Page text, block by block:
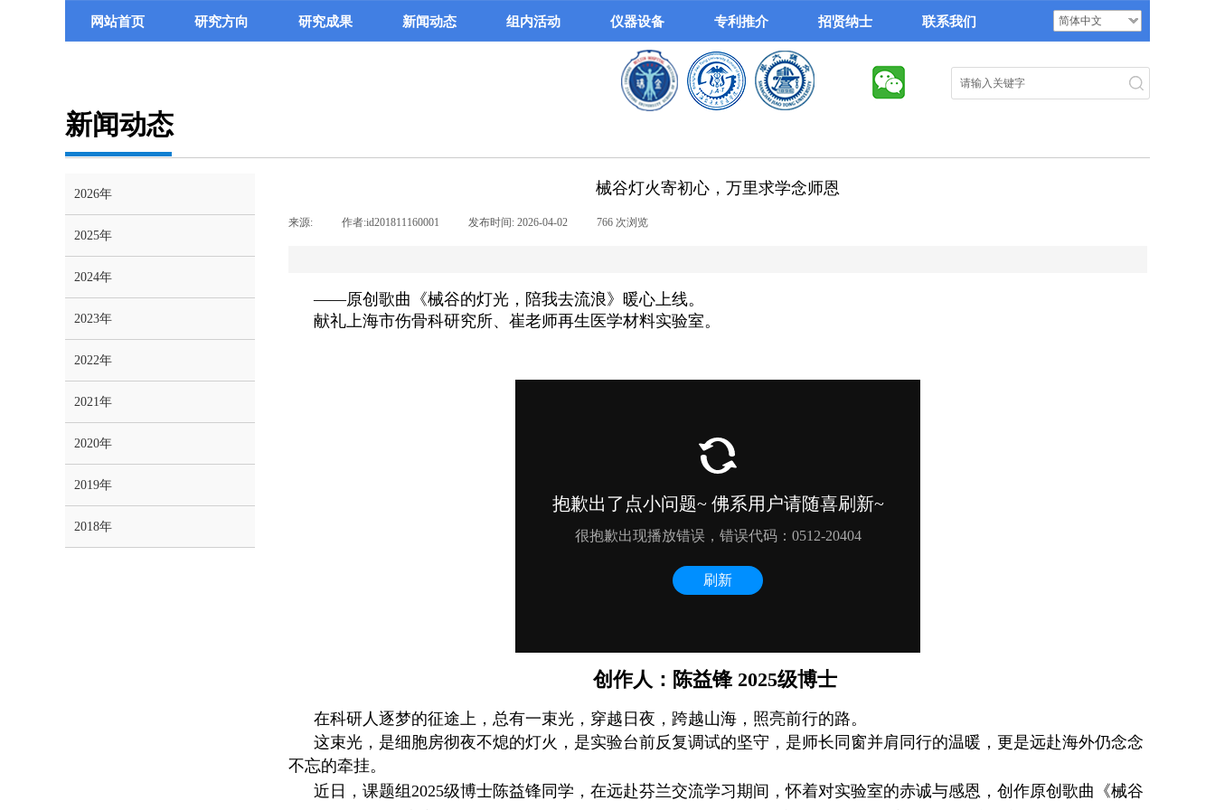
简体中文
网站首页 研究方向 研究成果 新闻动态 组内活动 仪器设备 专利推介 招贤纳士 联系我们
搜索
新闻动态
械谷灯火寄初心，万里求学念师恩
来源: 作者:id201811160001 发布时间: 2026-04-02 766 次浏览
——原创歌曲《械谷的灯光，陪我去流浪》暖心上线。
献礼上海市伤骨科研究所、崔老师再生医学材料实验室。
创作人：陈益锋 2025级博士
在科研人逐梦的征途上，总有一束光，穿越日夜，跨越山海，照亮前行的路。
这束光，是细胞房彻夜不熄的灯火，是实验台前反复调试的坚守，是师长同窗并肩同行的温暖，更是远赴海外仍念念
不忘的牵挂。
近日，课题组2025级博士陈益锋同学，在远赴芬兰交流学习期间，怀着对实验室的赤诚与感恩，创作原创歌曲《械谷
2026年
2025年
2024年
2023年
2022年
2021年
2020年
2019年
2018年